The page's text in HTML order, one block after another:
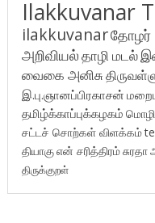
Ilakkuvanar
ilakkuvanarதோழர்
அறிவியல்தாழி மடல்
வைகை அனிசு
இ.பு.ஞானப்பிரகாசன்
தமிழ்க்காப்புக்கழகம்
சட்டச் சொற்கள் விளக்கம்
தியாகுஎன் சரித்திரம்சுரதா
திருக்குறள்